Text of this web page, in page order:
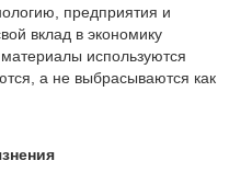
предприятия и
вклад в экономику
используются
а не выбрасываются как